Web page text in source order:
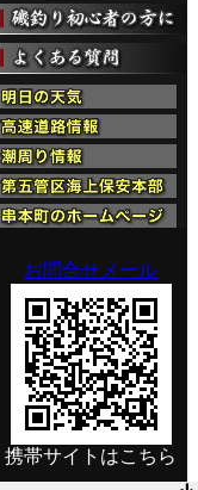
お問合せメール
携帯サイトはこちら